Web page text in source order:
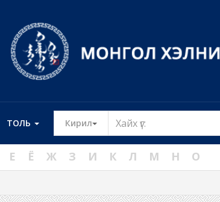
ТОЛЬ Кирил Toggle Dropdown
Е Ё Ж З И К Л М Н О